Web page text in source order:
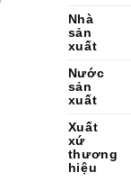
Nhà
sản
xuất
Nước
sản
xuất
Xuất
xứ
thương
hiệu